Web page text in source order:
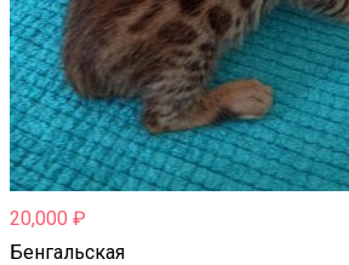
20,000 ₽
Бенгальская